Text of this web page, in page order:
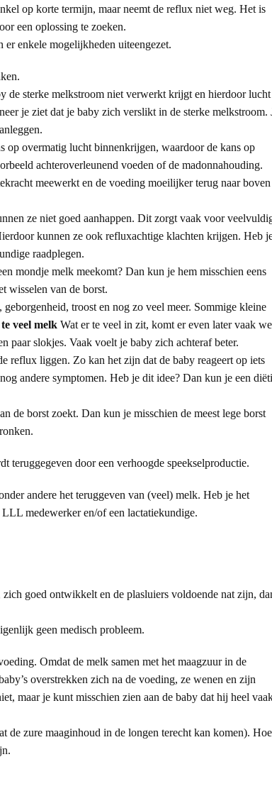
op korte termijn, maar neemt de reflux niet weg. Het is
een oplossing te zoeken.
enkele mogelijkheden uiteengezet.
de sterke melkstroom niet verwerkt krijgt en hierdoor lucht
je ziet dat je baby zich verslikt in de sterke melkstroom.
op overmatig lucht binnenkrijgen, waardoor de kans op
achteroverleunend voeden of de madonnahouding.
meewerkt en de voeding moeilijker terug naar boven
ze niet goed aanhappen. Dit zorgt vaak voor
kunnen ze ook refluxachtige klachten krijgen. Heb
raadplegen.
mondje melk meekomt? Dan kun je hem misschien eens
wisselen van de borst.
troost en nog zo veel meer. Sommige kleine
te veel melkWat er te veel in zit, komt er even later vaak
paar slokjes. Vaak voelt je baby zich achteraf beter.
reflux liggen. Zo kan het zijn dat de baby reageert op iets
andere symptomen. Heb je dit idee? Dan kun je een
de borst zoekt. Dan kun je misschien de meest lege borst
teruggegeven door een verhoogde speekselproductie.
andere het teruggeven van (veel) melk. Heb je het
medewerker en/of een lactatiekundige.
goed ontwikkelt en de plasluiers voldoende nat zijn,
geen medisch probleem.
Omdat de melk samen met het maagzuur in de
overstrekken zich na de voeding, ze wenen en zijn
maar je kunt misschien zien aan de baby dat hij heel
de zure maaginhoud in de longen terecht kan komen). Hoe